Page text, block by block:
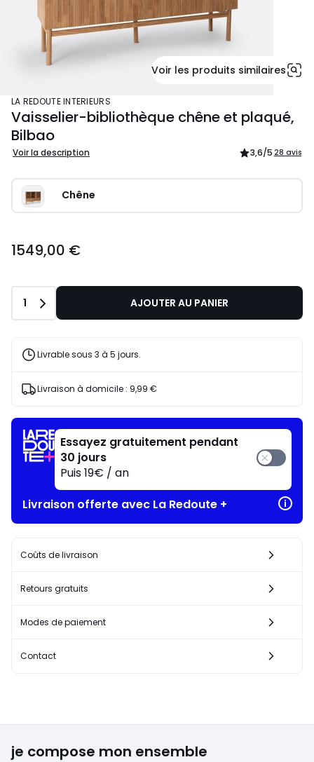
Voir les produits similaires
LA REDOUTE INTERIEURS
Vaisselier-bibliothèque chêne et plaqué,
Bilbao
Voir la description 3,6/5 28 avis
Chêne
1549,00 €
Quantité
1 AJOUTER AU PANIER
Livrable sous 3 à 5 jours.
Livraison à domicile : 9,99 €
Essayez gratuitement pendant
30 jours
Puis 19€ / an
Livraison offerte avec La Redoute +
Coûts de livraison
Retours gratuits
Modes de paiement
Contact
je compose mon ensemble